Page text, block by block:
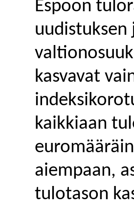
Espoon
kasvavat
kaikkiaan
aiempaan,
tulotason